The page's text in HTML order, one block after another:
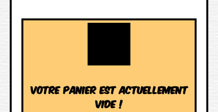
VOTRE PANIER EST ACTUELLEMENT
VIDE !